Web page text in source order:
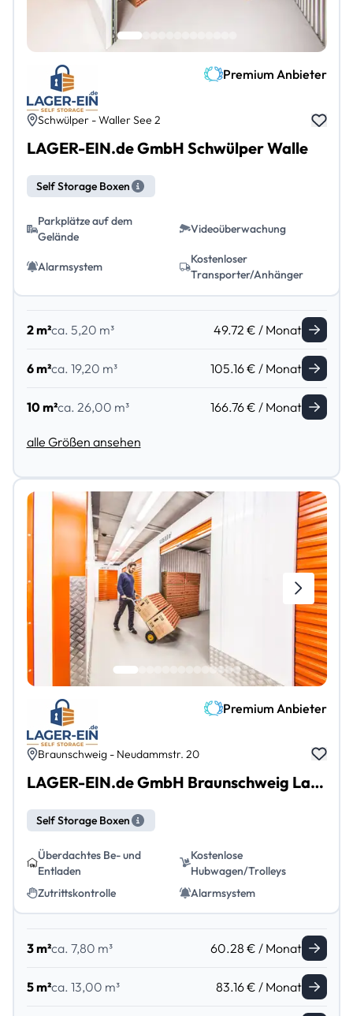
Premium Anbieter
Schwülper - Waller See 2
LAGER-EIN.de GmbH Schwülper Walle
Self Storage Boxen
Parkplätze auf dem
Gelände
Videoüberwachung
Alarmsystem
Kostenloser
Transporter/Anhänger
2 m²ca. 5,20 m³ 49.72 € / Monat
6 m²ca. 19,20 m³ 105.16 € / Monat
10 m²ca. 26,00 m³ 166.76 € / Monat
alle Größen ansehen
Premium Anbieter
Braunschweig - Neudammstr. 20
LAGER-EIN.de GmbH Braunschweig Lamme
Self Storage Boxen
Überdachtes Be- und
Entladen
Kostenlose
Hubwagen/Trolleys
Zutrittskontrolle
Alarmsystem
3 m²ca. 7,80 m³ 60.28 € / Monat
5 m²ca. 13,00 m³ 83.16 € / Monat